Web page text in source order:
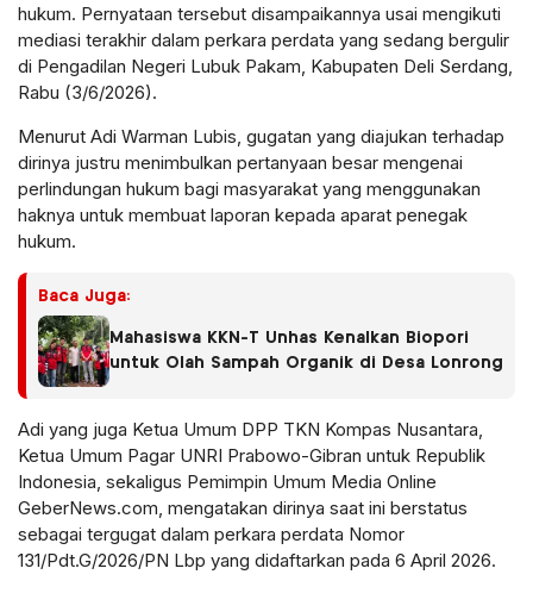
hukum. Pernyataan tersebut disampaikannya usai mengikuti
mediasi terakhir dalam perkara perdata yang sedang bergulir
di Pengadilan Negeri Lubuk Pakam, Kabupaten Deli Serdang,
Rabu (3/6/2026).
Menurut Adi Warman Lubis, gugatan yang diajukan terhadap
dirinya justru menimbulkan pertanyaan besar mengenai
perlindungan hukum bagi masyarakat yang menggunakan
haknya untuk membuat laporan kepada aparat penegak
hukum.
Baca Juga:
Mahasiswa KKN-T Unhas Kenalkan Biopori
untuk Olah Sampah Organik di Desa Lonrong
Adi yang juga Ketua Umum DPP TKN Kompas Nusantara,
Ketua Umum Pagar UNRI Prabowo-Gibran untuk Republik
Indonesia, sekaligus Pemimpin Umum Media Online
GeberNews.com, mengatakan dirinya saat ini berstatus
sebagai tergugat dalam perkara perdata Nomor
131/Pdt.G/2026/PN Lbp yang didaftarkan pada 6 April 2026.